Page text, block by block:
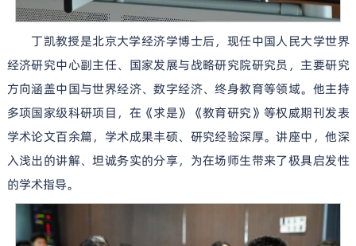
丁凯教授是北京大学经济学博士后，现任中国人民大学世界
经济研究中心副主任、国家发展与战略研究院研究员，主要研究
方向涵盖中国与世界经济、数字经济、终身教育等领域。他主持
多项国家级科研项目，在《求是》《教育研究》等权威期刊发表
学术论文百余篇，学术成果丰硕、研究经验深厚。讲座中，他深
入浅出的讲解、坦诚务实的分享，为在场师生带来了极具启发性
的学术指导。